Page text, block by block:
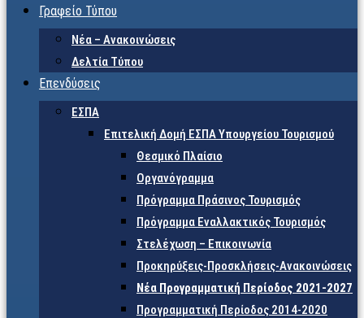
Γραφείο Τύπου
Νέα – Ανακοινώσεις
Δελτία Τύπου
Επενδύσεις
ΕΣΠΑ
Επιτελική Δομή ΕΣΠΑ Υπουργείου Τουρισμού
Θεσμικό Πλαίσιο
Οργανόγραμμα
Πρόγραμμα Πράσινος Τουρισμός
Πρόγραμμα Εναλλακτικός Τουρισμός
Στελέχωση – Επικοινωνία
Προκηρύξεις-Προσκλήσεις-Ανακοινώσεις
Νέα Προγραμματική Περίοδος 2021-2027
Προγραμματική Περίοδος 2014-2020